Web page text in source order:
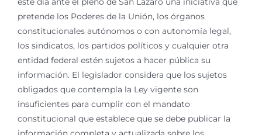
pretende los Poderes de la Unión, los órganos
constitucionales autónomos o con autonomía legal,
los sindicatos, los partidos políticos y cualquier otra
entidad federal estén sujetos a hacer pública su
información. El legislador considera que los sujetos
obligados que contempla la Ley vigente son
insuficientes para cumplir con el mandato
constitucional que establece que se debe publicar la